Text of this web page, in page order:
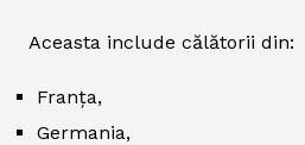
Aceasta include călătorii din:
Franța,
Germania,